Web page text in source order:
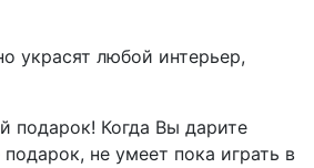
украсят любой интерьер,
подарок! Когда Вы дарите
не умеет пока играть в